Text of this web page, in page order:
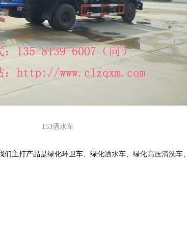
153洒水车
们主打产品是绿化环卫车、绿化洒水车、绿化高压清洗车、